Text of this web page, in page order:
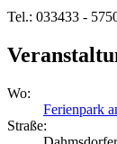
Tel.: 033433 -
Wo:
Ferienpark
Straße: